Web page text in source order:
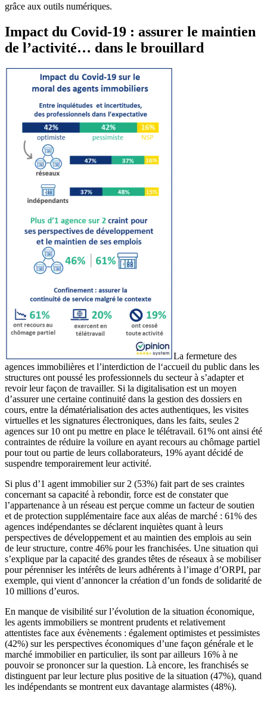
grâce aux outils numériques.
Impact du Covid-19 : assurer le maintien
de l’activité… dans le brouillard
La fermeture des
agences immobilières et l’interdiction de l‘accueil du public dans les
structures ont poussé les professionnels du secteur à s’adapter et
revoir leur façon de travailler. Si la digitalisation est un moyen
d’assurer une certaine continuité dans la gestion des dossiers en
cours, entre la dématérialisation des actes authentiques, les visites
virtuelles et les signatures électroniques, dans les faits, seules 2
agences sur 10 ont pu mettre en place le télétravail. 61% ont ainsi été
contraintes de réduire la voilure en ayant recours au chômage partiel
pour tout ou partie de leurs collaborateurs, 19% ayant décidé de
suspendre temporairement leur activité.
Si plus d’1 agent immobilier sur 2 (53%) fait part de ses craintes
concernant sa capacité à rebondir, force est de constater que
l’appartenance à un réseau est perçue comme un facteur de soutien
et de protection supplémentaire face aux aléas de marché : 61% des
agences indépendantes se déclarent inquiètes quant à leurs
perspectives de développement et au maintien des emplois au sein
de leur structure, contre 46% pour les franchisées. Une situation qui
s’explique par la capacité des grandes têtes de réseaux à se mobiliser
pour pérenniser les intérêts de leurs adhérents à l’image d’ORPI, par
exemple, qui vient d’annoncer la création d’un fonds de solidarité de
10 millions d’euros.
En manque de visibilité sur l’évolution de la situation économique,
les agents immobiliers se montrent prudents et relativement
attentistes face aux évènements : également optimistes et pessimistes
(42%) sur les perspectives économiques d’une façon générale et le
marché immobilier en particulier, ils sont par ailleurs 16% à ne
pouvoir se prononcer sur la question. Là encore, les franchisés se
distinguent par leur lecture plus positive de la situation (47%), quand
les indépendants se montrent eux davantage alarmistes (48%).